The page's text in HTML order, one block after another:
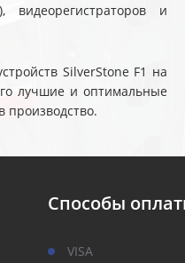
видеорегистраторов и
SilverStone F1 на
лучшие и оптимальные
производство.
Способы
VISA